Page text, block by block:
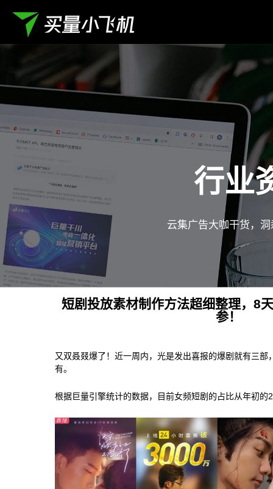
行业
云集广告大咖干货，
短剧投放素材制作方法超细整理，8
参！
又双叒叕爆了！近一周内，光是发出喜报的爆剧就有三部
有。
根据巨量引擎统计的数据，目前女频短剧的占比从年初的